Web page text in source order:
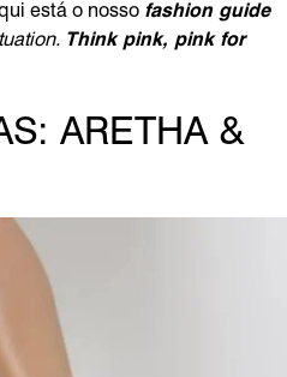
está o nosso fashion guide
Think pink, pink for
ARETHA &